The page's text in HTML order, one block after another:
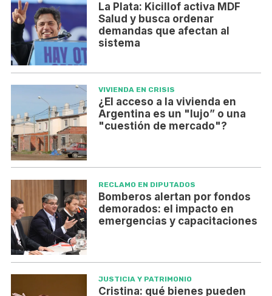
La Plata: Kicillof activa MDF
Salud y busca ordenar
demandas que afectan al
sistema
VIVIENDA EN CRISIS
¿El acceso a la vivienda en
Argentina es un "lujo” o una
"cuestión de mercado"?
RECLAMO EN DIPUTADOS
Bomberos alertan por fondos
demorados: el impacto en
emergencias y capacitaciones
JUSTICIA Y PATRIMONIO
Cristina: qué bienes pueden